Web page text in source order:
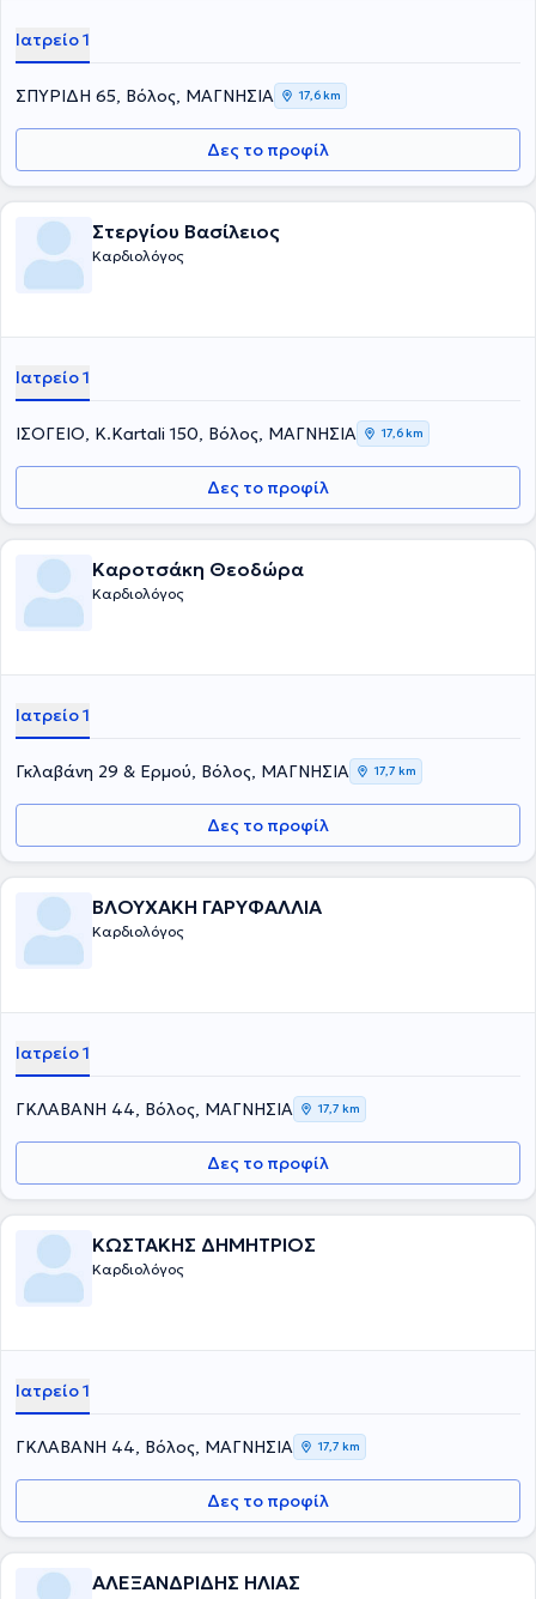
Ιατρείο 1
ΣΠΥΡΙΔΗ 65, Βόλος, ΜΑΓΝΗΣΙΑ 17,6 km
Δες το προφίλ
Στεργίου Βασίλειος
Καρδιολόγος
Ιατρείο 1
ΙΣΟΓΕΙΟ, Κ.Kartali 150, Βόλος, ΜΑΓΝΗΣΙΑ 17,6 km
Δες το προφίλ
Καροτσάκη Θεοδώρα
Καρδιολόγος
Ιατρείο 1
Γκλαβάνη 29 & Ερμού, Βόλος, ΜΑΓΝΗΣΙΑ 17,7 km
Δες το προφίλ
ΒΛΟΥΧΑΚΗ ΓΑΡΥΦΑΛΛΙΑ
Καρδιολόγος
Ιατρείο 1
ΓΚΛΑΒΑΝΗ 44, Βόλος, ΜΑΓΝΗΣΙΑ 17,7 km
Δες το προφίλ
ΚΩΣΤΑΚΗΣ ΔΗΜΗΤΡΙΟΣ
Καρδιολόγος
Ιατρείο 1
ΓΚΛΑΒΑΝΗ 44, Βόλος, ΜΑΓΝΗΣΙΑ 17,7 km
Δες το προφίλ
ΑΛΕΞΑΝΔΡΙΔΗΣ ΗΛΙΑΣ